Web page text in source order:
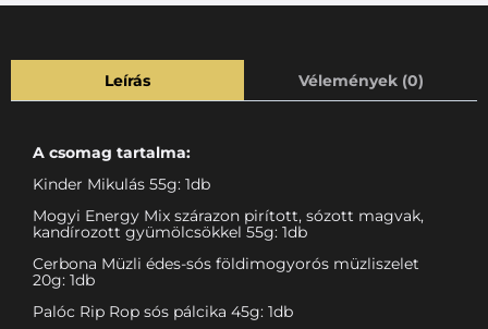
Leírás Vélemények (0)
A csomag tartalma:
Kinder Mikulás 55g: 1db
Mogyi Energy Mix szárazon pirított, sózott magvak,
kandírozott gyümölcsökkel 55g: 1db
Cerbona Müzli édes-sós földimogyorós müzliszelet
20g: 1db
Palóc Rip Rop sós pálcika 45g: 1db